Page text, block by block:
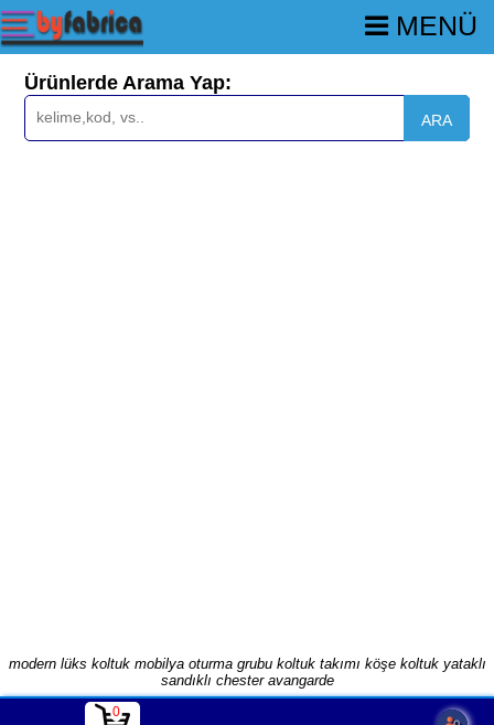
MENÜ
Ürünlerde Arama Yap:
ARA
modern lüks koltuk mobilya oturma grubu koltuk takımı köşe koltuk yataklı
sandıklı chester avangarde
0